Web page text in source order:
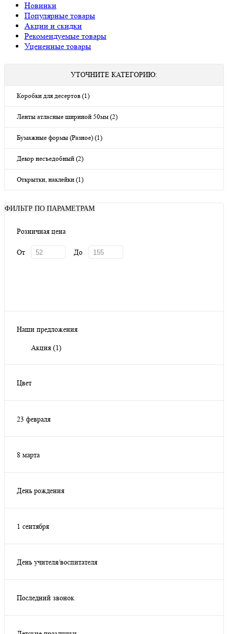
Новинки
Популярные товары
Акции и скидки
Рекомендуемые товары
Уцененные товары
УТОЧНИТЕ КАТЕГОРИЮ:
Коробки для десертов (1)
Ленты атласные шириной 50мм (2)
Бумажные формы (Разное) (1)
Декор несъедобный (2)
Открытки, наклейки (1)
ФИЛЬТР ПО ПАРАМЕТРАМ
Розничная цена
От До
Наши предложения
Акция(1)
Цвет
23 февраля
8 марта
День рождения
1 сентября
День учителя/воспитателя
Последний звонок